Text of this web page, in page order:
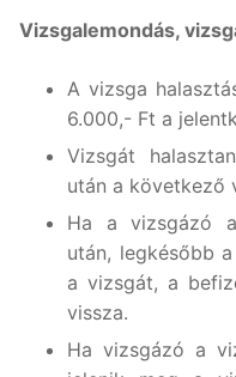
Vizsgalemondás,
A vizsga
6.000,- Ft a
Vizsgát
után a következő
Ha a vizsgázó
után, legkésőbb
a vizsgát, a
vissza.
Ha vizsgázó a